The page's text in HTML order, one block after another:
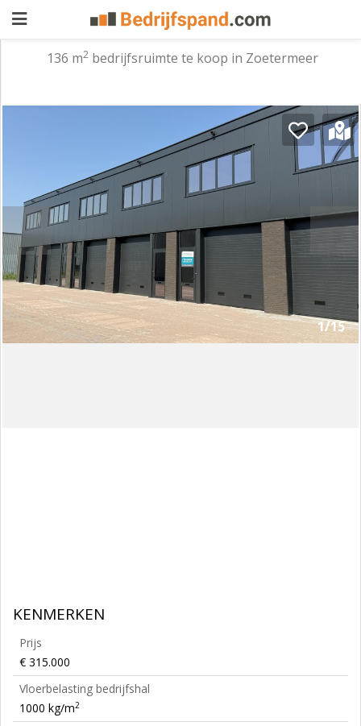
Waarom
adverteren
Premium
adverteren
Blog
Registreren
Login
136 m2bedrijfsruimte te koop in Zoetermeer
1/15
KENMERKEN
Prijs
€ 315.000
Vloerbelasting bedrijfshal
1000 kg/m2